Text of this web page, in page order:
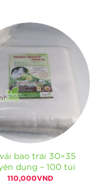
bao trái 30×35
dụng – 100 túi
110,000VND